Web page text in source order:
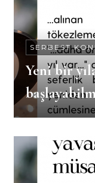
SERBEST
Yeni bir